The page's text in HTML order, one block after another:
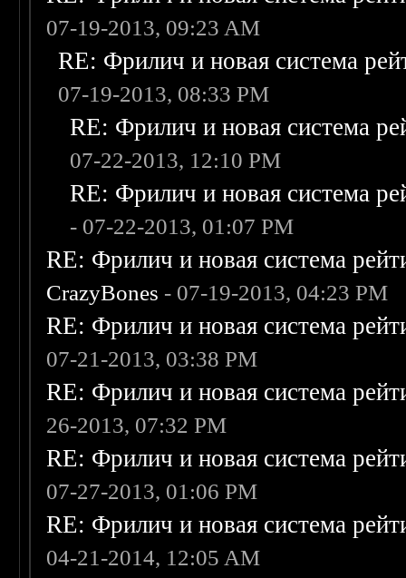
07-19-2013, 09:23 AM
RE: Фрилич и новая система
07-19-2013, 08:33 PM
RE: Фрилич и новая система
07-22-2013, 12:10 PM
RE: Фрилич и новая система
- 07-22-2013, 01:07 PM
RE: Фрилич и новая система
CrazyBones - 07-19-2013, 04:23 PM
RE: Фрилич и новая система
07-21-2013, 03:38 PM
RE: Фрилич и новая система
26-2013, 07:32 PM
RE: Фрилич и новая система
07-27-2013, 01:06 PM
RE: Фрилич и новая система
04-21-2014, 12:05 AM